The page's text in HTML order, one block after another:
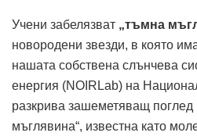
Учени забелязват „тъмна
новородени звезди, в която
нашата собствена слънчева
енергия (NOIRLab) на
разкрива зашеметяващ поглед
мъглявина“, известна като